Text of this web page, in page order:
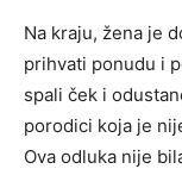
Na kraju, žena je
prihvati ponudu i
spali ček i
porodici koja je
Ova odluka nije